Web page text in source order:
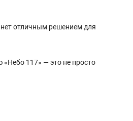
отличным решением для
117» — это не просто